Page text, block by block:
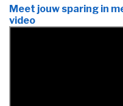
Meet jouw sparing in
video